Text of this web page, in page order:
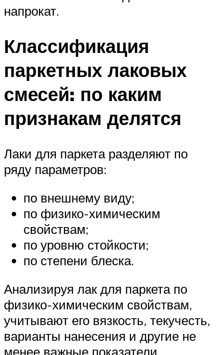
напрокат.
Классификация
паркетных лаковых
смесей: по каким
признакам делятся
Лаки для паркета разделяют по
ряду параметров:
по внешнему виду;
по физико-химическим
свойствам;
по уровню стойкости;
по степени блеска.
Анализируя лак для паркета по
физико-химическим свойствам,
учитывают его вязкость, текучесть,
варианты нанесения и другие не
менее важные показатели.